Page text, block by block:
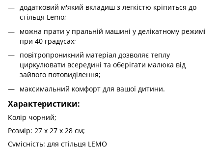
додатковий м'який вкладиш з легкістю кріпиться до
стільця Lemo;
можна прати у пральній машині у делікатному режимі
при 40 градусах;
повітропроникний матеріал дозволяє теплу
циркулювати всередині та оберігати малюка від
зайвого потовиділення;
максимальний комфорт для вашої дитини.
Характеристики:
Колір чорний;
Розмір: 27 x 27 x 28 см;
Сумісність: для стільця LEMO